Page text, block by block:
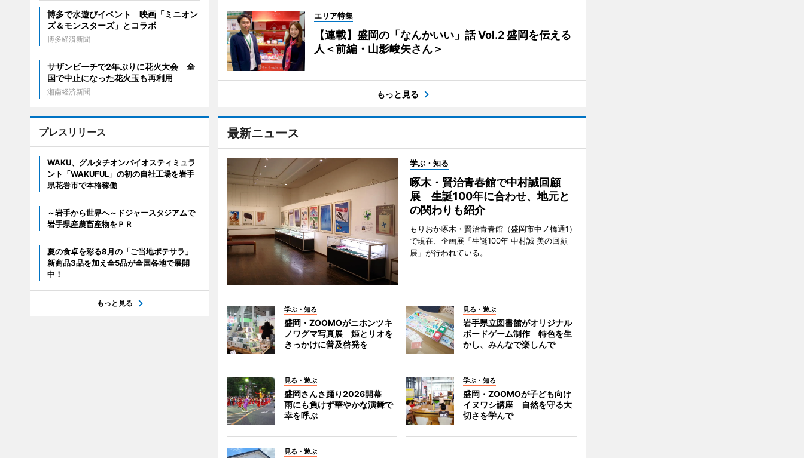
エリア特集
【連載】盛岡の「なんかいい」話 Vol.2 盛岡を伝える
人＜前編・山影峻矢さん＞
もっと見る
最新ニュース
学ぶ・知る
啄木・賢治青春館で中村誠回顧
展 生誕100年に合わせ、地元と
の関わりも紹介
もりおか啄木・賢治青春館（盛岡市中ノ橋通1）
で現在、企画展「生誕100年 中村誠 美の回顧
展」が行われている。
学ぶ・知る
盛岡・ZOOMOがニホンツキ
ノワグマ写真展 姫とリオを
きっかけに普及啓発を
見る・遊ぶ
岩手県立図書館がオリジナル
ボードゲーム制作 特色を生
かし、みんなで楽しんで
見る・遊ぶ
盛岡さんさ踊り2026開幕
雨にも負けず華やかな演舞で
幸を呼ぶ
学ぶ・知る
盛岡・ZOOMOが子ども向け
イヌワシ講座 自然を守る大
切さを学んで
見る・遊ぶ
博多で水遊びイベント 映画「ミニオン
ズ＆モンスターズ」とコラボ
博多経済新聞
サザンビーチで2年ぶりに花火大会 全
国で中止になった花火玉も再利用
湘南経済新聞
プレスリリース
WAKU、グルタチオンバイオスティミュラ
ント「WAKUFUL」の初の自社工場を岩手
県花巻市で本格稼働
～岩手から世界へ～ドジャースタジアムで
岩手県産農畜産物をＰＲ
夏の食卓を彩る8月の「ご当地ポテサラ」
新商品3品を加え全5品が全国各地で展開
中！
もっと見る